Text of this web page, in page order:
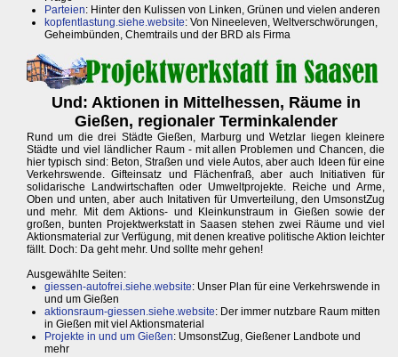
Parteien: Hinter den Kulissen von Linken, Grünen und vielen anderen
kopfentlastung.siehe.website: Von Nineeleven, Weltverschwörungen,
Geheimbünden, Chemtrails und der BRD als Firma
Und: Aktionen in Mittelhessen, Räume in
Gießen, regionaler Terminkalender
Rund um die drei Städte Gießen, Marburg und Wetzlar liegen kleinere
Städte und viel ländlicher Raum - mit allen Problemen und Chancen, die
hier typisch sind: Beton, Straßen und viele Autos, aber auch Ideen für eine
Verkehrswende. Gifteinsatz und Flächenfraß, aber auch Initiativen für
solidarische Landwirtschaften oder Umweltprojekte. Reiche und Arme,
Oben und unten, aber auch Initativen für Umverteilung, den UmsonstZug
und mehr. Mit dem Aktions- und Kleinkunstraum in Gießen sowie der
großen, bunten Projektwerkstatt in Saasen stehen zwei Räume und viel
Aktionsmaterial zur Verfügung, mit denen kreative politische Aktion leichter
fällt. Doch: Da geht mehr. Und sollte mehr gehen!
Ausgewählte Seiten:
giessen-autofrei.siehe.website: Unser Plan für eine Verkehrswende in
und um Gießen
aktionsraum-giessen.siehe.website: Der immer nutzbare Raum mitten
in Gießen mit viel Aktionsmaterial
Projekte in und um Gießen: UmsonstZug, Gießener Landbote und
mehr